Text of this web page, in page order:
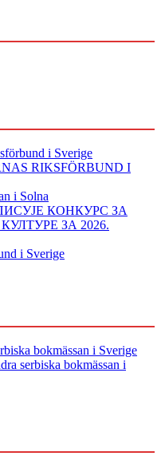
i Sverige
RIKSFÖRBUND I
i Solna
КОНКУРС ЗА
ЗА 2026.
i Sverige
bokmässan i Sverige
serbiska bokmässan i